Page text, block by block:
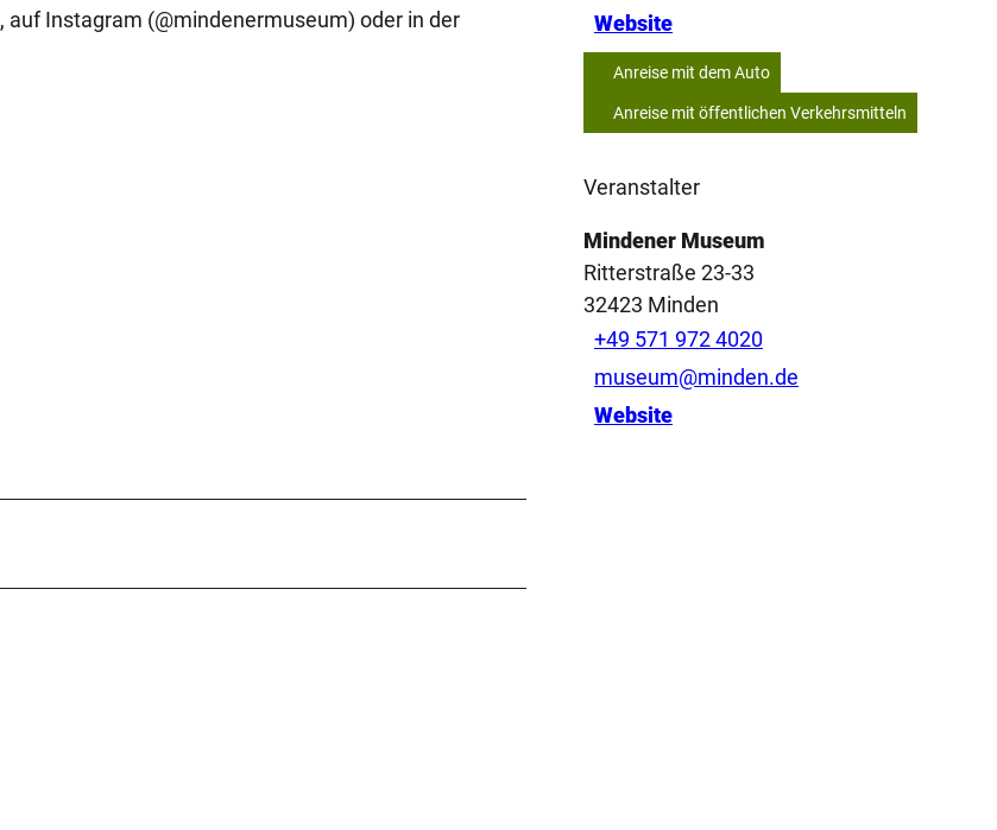
, auf Instagram (@mindenermuseum) oder in der
Website
Anreise mit dem Auto
Anreise mit öffentlichen Verkehrsmitteln
Veranstalter
Mindener Museum
Ritterstraße 23-33
32423 Minden
+49 571 972 4020
museum@minden.de
Website